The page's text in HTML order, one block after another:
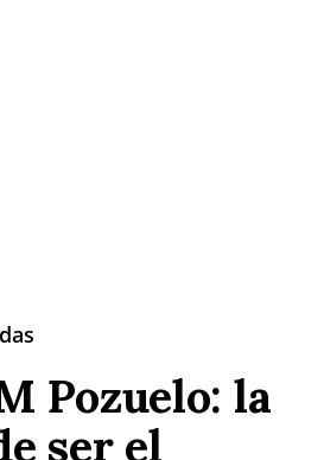
Pozuelo: la
ser el